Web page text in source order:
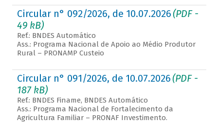
Circular n° 092/2026, de 10.07.2026(PDF -
49 kB)
Ref.: BNDES Automático
Ass.: Programa Nacional de Apoio ao Médio Produtor
Rural – PRONAMP Custeio
Circular n° 091/2026, de 10.07.2026(PDF -
187 kB)
Ref.: BNDES Finame, BNDES Automático
Ass.: Programa Nacional de Fortalecimento da
Agricultura Familiar – PRONAF Investimento.